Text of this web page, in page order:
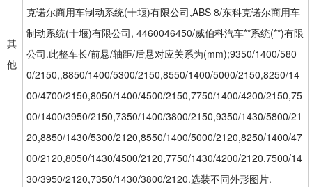
其
他
克诺尔商用车制动系统(十堰)有限公司,ABS 8/东科克诺尔商用车
制动系统(十堰)有限公司, 4460046450/威伯科汽车**系统(**)有限
公司.此整车长/前悬/轴距/后悬对应关系为(mm);9350/1400/580
0/2150,,8850/1400/5300/2150,8550/1400/5000/2150,8250/14
00/4700/2150,8050/1400/4500/2150,7750/1400/4200/2150,75
00/1400/3950/2150,7350/1400/3800/2150,9350/1430/5800/21
20,8850/1430/5300/2120,8550/1400/5000/2120,8250/1400/47
00/2120,8050/1430/4500/2120,7750/1430/4200/2120,7500/14
30/3950/2120,7350/1430/3800/2120.选装不同外形图片.